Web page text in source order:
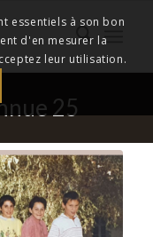
25
essentiels à son bon
d'en mesurer la
leur utilisation.